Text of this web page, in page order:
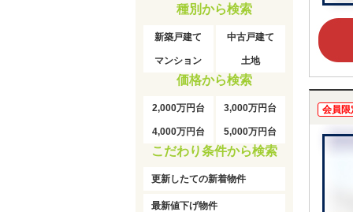
会員限
種別から検索
新築戸建て 中古戸建て
マンション 土地
価格から検索
2,000万円台 3,000万円台
4,000万円台 5,000万円台
こだわり条件から検索
更新したての新着物件
最新値下げ物件